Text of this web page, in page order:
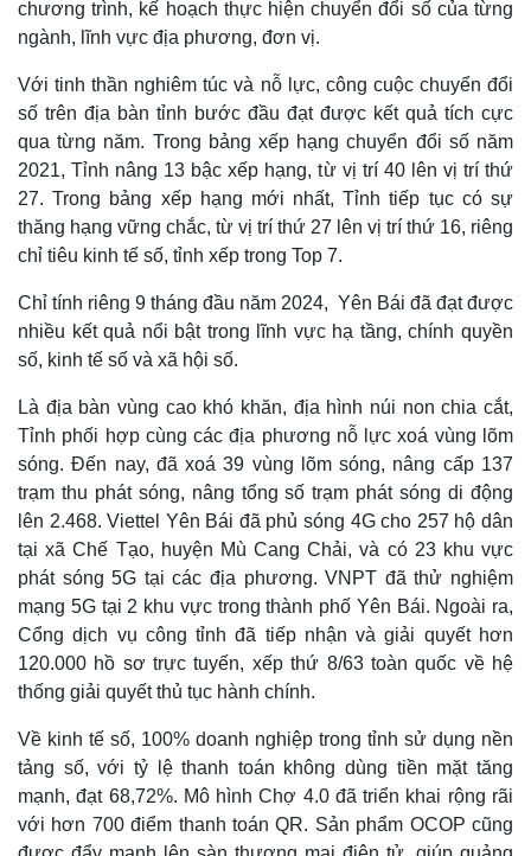
Vụ án
Tin nóng
Tư vấn luật
Vũ khí
Việt Nam
chương trình, kế hoạch thực hiện chuyển đổi số của từng
ngành, lĩnh vực địa phương, đơn vị.
Với tinh thần nghiêm túc và nỗ lực, công cuộc chuyển đổi
số trên địa bàn tỉnh bước đầu đạt được kết quả tích cực
qua từng năm. Trong bảng xếp hạng chuyển đổi số năm
2021, Tỉnh nâng 13 bậc xếp hạng, từ vị trí 40 lên vị trí thứ
27. Trong bảng xếp hạng mới nhất, Tỉnh tiếp tục có sự
thăng hạng vững chắc, từ vị trí thứ 27 lên vị trí thứ 16, riêng
chỉ tiêu kinh tế số, tỉnh xếp trong Top 7.
Chỉ tính riêng 9 tháng đầu năm 2024, Yên Bái đã đạt được
nhiều kết quả nổi bật trong lĩnh vực hạ tầng, chính quyền
số, kinh tế số và xã hội số.
Là địa bàn vùng cao khó khăn, địa hình núi non chia cắt,
Tỉnh phối hợp cùng các địa phương nỗ lực xoá vùng lõm
sóng. Đến nay, đã xoá 39 vùng lõm sóng, nâng cấp 137
trạm thu phát sóng, nâng tổng số trạm phát sóng di động
lên 2.468. Viettel Yên Bái đã phủ sóng 4G cho 257 hộ dân
tại xã Chế Tạo, huyện Mù Cang Chải, và có 23 khu vực
phát sóng 5G tại các địa phương. VNPT đã thử nghiệm
mạng 5G tại 2 khu vực trong thành phố Yên Bái. Ngoài ra,
Cổng dịch vụ công tỉnh đã tiếp nhận và giải quyết hơn
120.000 hồ sơ trực tuyến, xếp thứ 8/63 toàn quốc về hệ
thống giải quyết thủ tục hành chính.
Về kinh tế số, 100% doanh nghiệp trong tỉnh sử dụng nền
tảng số, với tỷ lệ thanh toán không dùng tiền mặt tăng
mạnh, đạt 68,72%. Mô hình Chợ 4.0 đã triển khai rộng rãi
với hơn 700 điểm thanh toán QR. Sản phẩm OCOP cũng